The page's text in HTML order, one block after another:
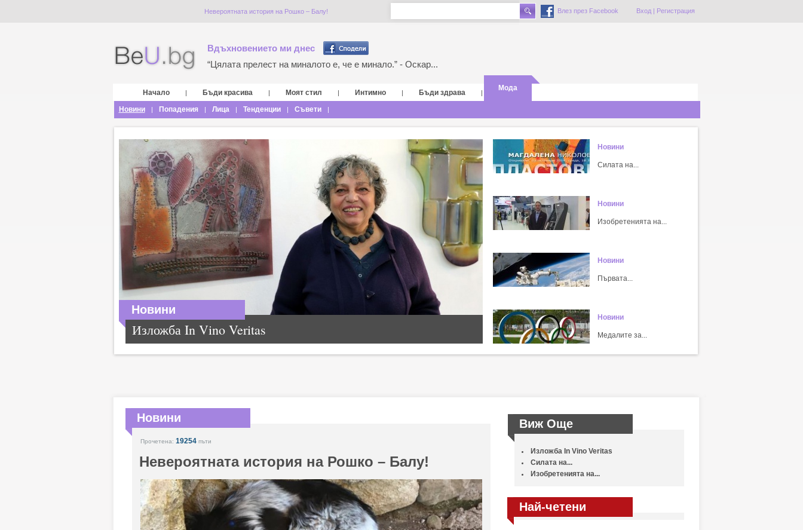
Невероятната история на Рошко – Балу! Влез през Facebook Вход| Регистрация
Вдъхновението ми днес
“Цялата прелест на миналото е, че е минало.” - Оскар...
Начало | Бъди красива | Моят стил | Интимно | Бъди здрава |
Мода
Новини | Попадения | Лица | Тенденции | Съвети |
Новини
Изложба In Vino Veritas
Новини
Силата на...
Новини
Изобретенията на...
Новини
Първата...
Новини
Медалите за...
Новини
Прочетена: 19254пъти
Невероятната история на Рошко – Балу!
Виж Още
Изложба In Vino Veritas
Силата на...
Изобретенията на...
Най-четени